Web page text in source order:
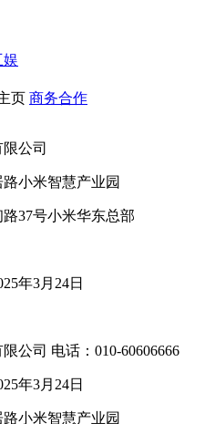
娱
页 商务合作
公司
小米智慧产业园
37号小米华东总部
年3月24日
公司 电话：010-60606666
年3月24日
小米智慧产业园